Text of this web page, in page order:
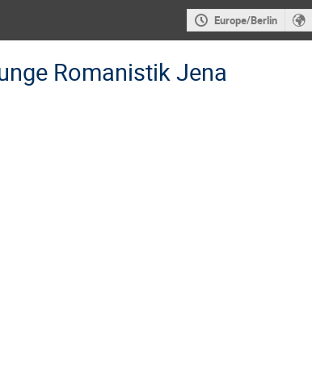
Europe/Berlin
Romanistik Jena